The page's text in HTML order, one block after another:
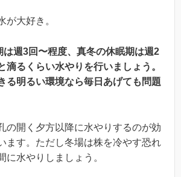
が大好き。
は週3回〜程度、真冬の休眠期は週2
滴るくらい水やりを行いましょう。
る明るい環境なら毎日あげても問題
の開く夕方以降に水やりするのが効
ます。ただし冬場は株を冷やす恐れ
に水やりしましょう。